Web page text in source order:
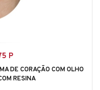
P
DE CORAÇÃO COM OLHO
RESINA